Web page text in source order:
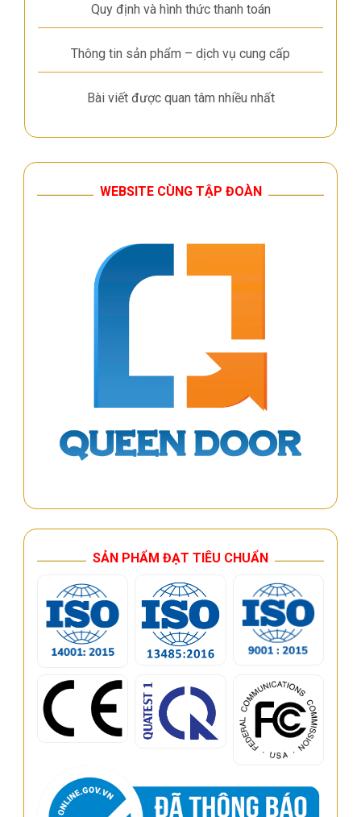
Quy định và hình thức thanh toán
Thông tin sản phẩm – dịch vụ cung cấp
Bài viết được quan tâm nhiều nhất
WEBSITE CÙNG TẬP ĐOÀN
SẢN PHẨM ĐẠT TIÊU CHUẨN